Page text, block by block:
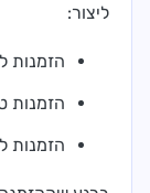
ליצור:
הזמנות
הזמנות
הזמנות